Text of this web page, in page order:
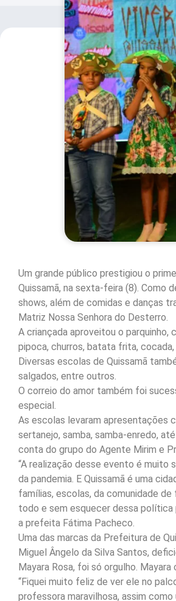
Um grande público prestigiou o
Quissamã, na sexta-feira (8). Como
shows, além de comidas e danças
Matriz Nossa Senhora do Desterro.
A criançada aproveitou o parquinho,
pipoca, churros, batata frita,
Diversas escolas de Quissamã
salgados, entre outros.
O correio do amor também foi
especial.
As escolas levaram apresentações
sertanejo, samba, samba-enredo,
conta do grupo do Agente Mirim e
“A realização desse evento é muito
da pandemia. E Quissamã é uma
famílias, escolas, da comunidade
todo e sem esquecer dessa
a prefeita Fátima Pacheco.
Uma das marcas da Prefeitura de
Miguel Ângelo da Silva Santos,
Mayara Rosa, foi só orgulho.
“Fiquei muito feliz de ver ele no
professora maravilhosa, assim